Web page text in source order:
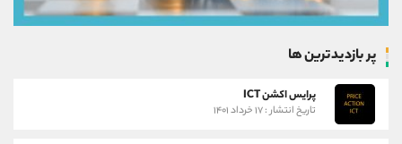
پر بازدیدترین ها
پرایس اکشن ICT
تاریخ انتشار : ۱۷ خرداد ۱۴۰۱